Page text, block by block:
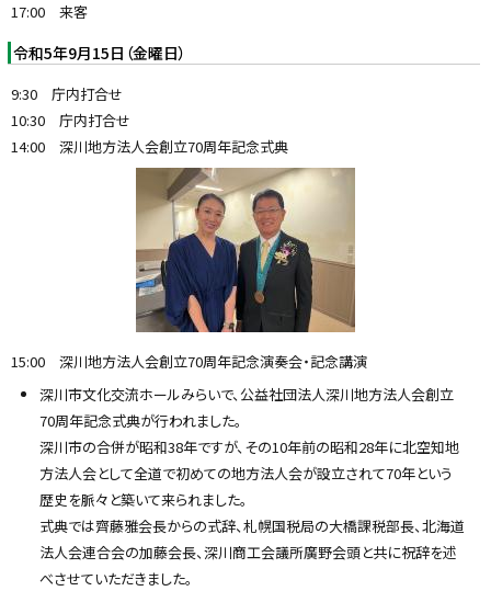
17:00 来客
令和5年9月15日（金曜日）
9:30 庁内打合せ
10:30 庁内打合せ
14:00 深川地方法人会創立70周年記念式典
15:00 深川地方法人会創立70周年記念演奏会・記念講演
深川市文化交流ホールみらいで、公益社団法人深川地方法人会創立
70周年記念式典が行われました。
深川市の合併が昭和38年ですが、その10年前の昭和28年に北空知地
方法人会として全道で初めての地方法人会が設立されて70年という
歴史を脈々と築いて来られました。
式典では齊藤雅会長からの式辞、札幌国税局の大橋課税部長、北海道
法人会連合会の加藤会長、深川商工会議所廣野会頭と共に祝辞を述
べさせていただきました。